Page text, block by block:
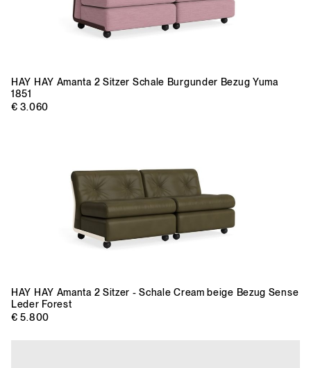
HAY HAY Amanta 2 Sitzer Schale Burgunder Bezug Yuma
1851
€ 3.060
HAY HAY Amanta 2 Sitzer - Schale Cream beige Bezug Sense
Leder Forest
€ 5.800